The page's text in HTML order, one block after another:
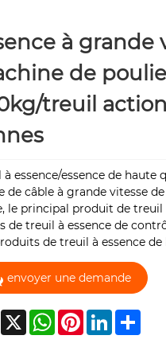
à grande
de
treuil
à essence/essence de
de câble à grande vitesse
le principal produit de treuil
de treuil à essence de
de treuil à essence
envoyer une demande
X WhatsApp
PinterestLinkedInShare